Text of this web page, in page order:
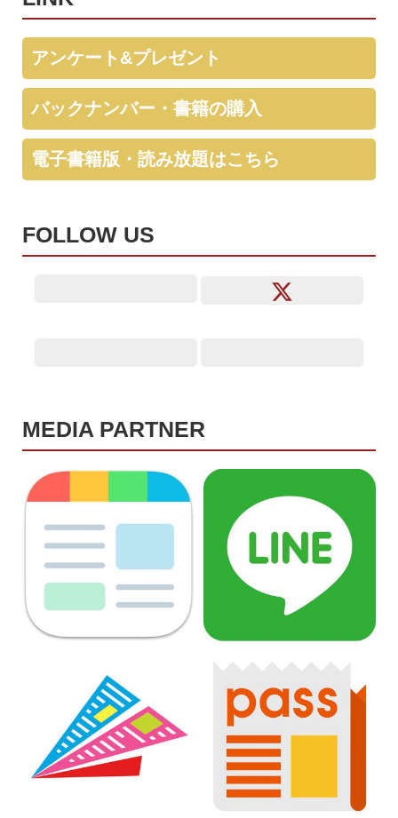
アンケート&プレゼント
バックナンバー・書籍の購入
電子書籍版・読み放題はこちら
FOLLOW US
MEDIA PARTNER